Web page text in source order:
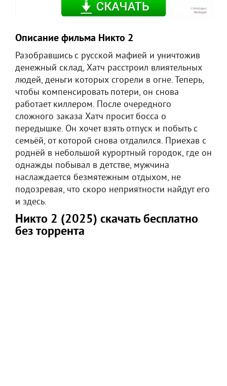
Описание фильма Никто 2
Разобравшись с русской мафией и уничтожив
денежный склад, Хатч расстроил влиятельных
людей, деньги которых сгорели в огне. Теперь,
чтобы компенсировать потери, он снова
работает киллером. После очередного
сложного заказа Хатч просит босса о
передышке. Он хочет взять отпуск и побыть с
семьёй, от которой снова отдалился. Приехав с
роднёй в небольшой курортный городок, где он
однажды побывал в детстве, мужчина
наслаждается безмятежным отдыхом, не
подозревая, что скоро неприятности найдут его
и здесь.
Никто 2 (2025) скачать бесплатно
без торрента